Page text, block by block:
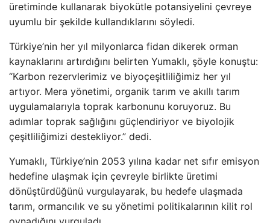
üretiminde kullanarak biyokütle potansiyelini çevreye
uyumlu bir şekilde kullandıklarını söyledi.
Türkiye’nin her yıl milyonlarca fidan dikerek orman
kaynaklarını artırdığını belirten Yumaklı, şöyle konuştu:
“Karbon rezervlerimiz ve biyoçeşitliliğimiz her yıl
artıyor. Mera yönetimi, organik tarım ve akıllı tarım
uygulamalarıyla toprak karbonunu koruyoruz. Bu
adımlar toprak sağlığını güçlendiriyor ve biyolojik
çeşitliliğimizi destekliyor.” dedi.
Yumaklı, Türkiye’nin 2053 yılına kadar net sıfır emisyon
hedefine ulaşmak için çevreyle birlikte üretimi
dönüştürdüğünü vurgulayarak, bu hedefe ulaşmada
tarım, ormancılık ve su yönetimi politikalarının kilit rol